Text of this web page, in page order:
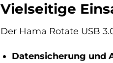
Vielseitige
Der Hama Rotate USB
Datensicherung und